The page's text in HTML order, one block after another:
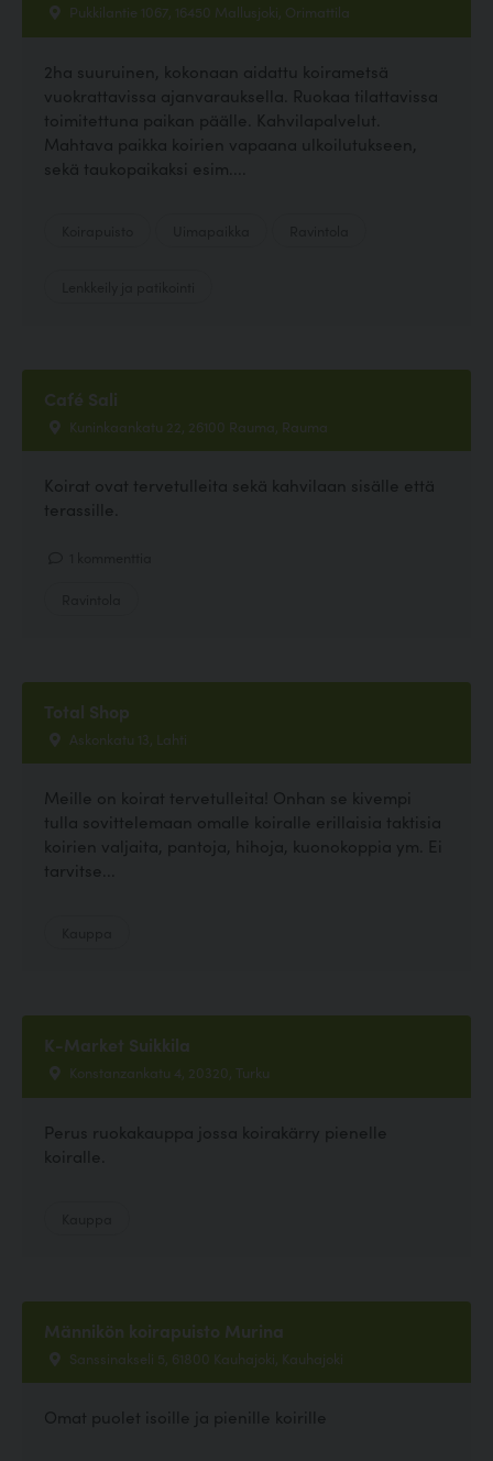
Pukkilantie 1067, 16450 Mallusjoki, Orimattila
2ha suuruinen, kokonaan aidattu koirametsä
vuokrattavissa ajanvarauksella. Ruokaa tilattavissa
toimitettuna paikan päälle. Kahvilapalvelut.
Mahtava paikka koirien vapaana ulkoilutukseen,
sekä taukopaikaksi esim....
Café Sali
Kuninkaankatu 22, 26100 Rauma, Rauma
Koirat ovat tervetulleita sekä kahvilaan sisälle että
terassille.
Total Shop
Askonkatu 13, Lahti
Meille on koirat tervetulleita! Onhan se kivempi
tulla sovittelemaan omalle koiralle erillaisia taktisia
koirien valjaita, pantoja, hihoja, kuonokoppia ym. Ei
tarvitse...
K-Market Suikkila
Konstanzankatu 4, 20320, Turku
Perus ruokakauppa jossa koirakärry pienelle
koiralle.
Männikön koirapuisto Murina
Sanssinakseli 5, 61800 Kauhajoki, Kauhajoki
Omat puolet isoille ja pienille koirille